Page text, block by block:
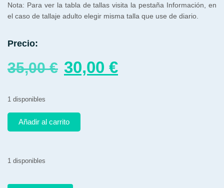
Nota: Para ver la tabla de tallas visita la pestaña Información, en
el caso de tallaje adulto elegir misma talla que use de diario.
Precio:
35,00€ 30,00 €
1 disponibles
Añadir al carrito
1 disponibles